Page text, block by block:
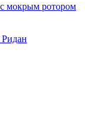
мокрым ротором
Ридан